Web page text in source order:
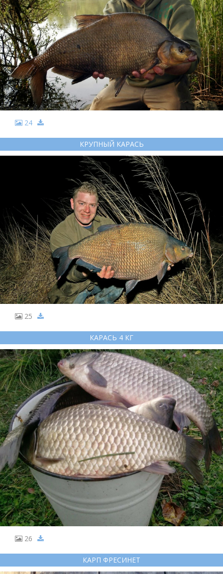
24
КРУПНЫЙ КАРАСЬ
25
КАРАСЬ 4 КГ
26
КАРП ФРЕСИНЕТ